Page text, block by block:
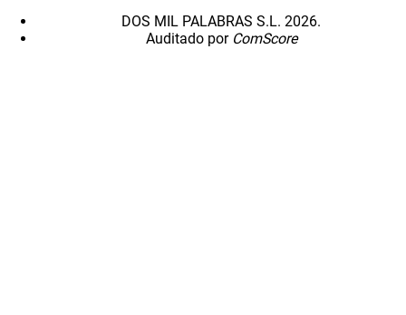
DOS MIL PALABRAS S.L. 2026.
Auditado por ComScore